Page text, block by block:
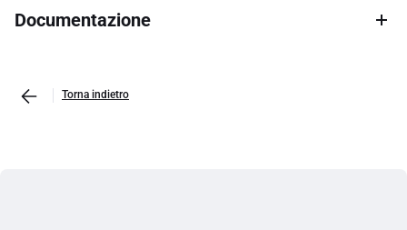
Documentazione
Torna indietro